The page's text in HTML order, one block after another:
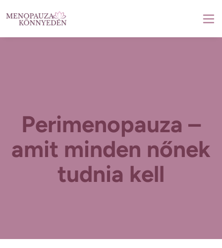
Perimenopauza –
amit minden nőnek
tudnia kell